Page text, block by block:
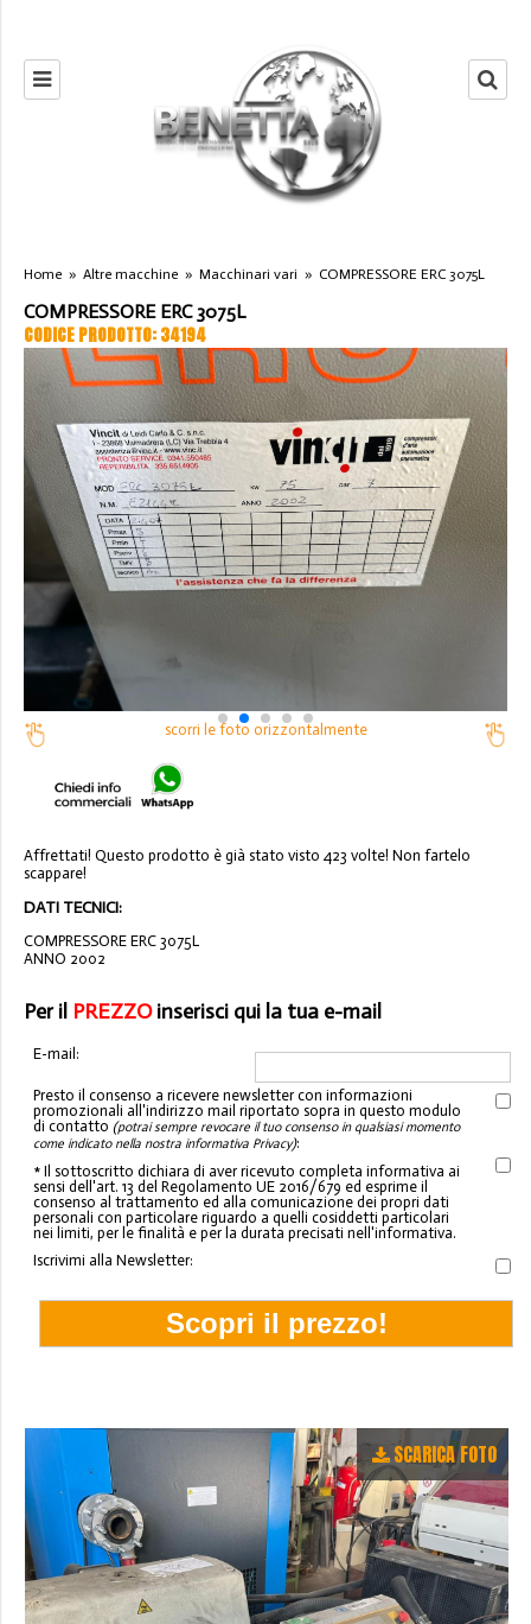
Home » Altre macchine » Macchinari vari » COMPRESSORE ERC 3075L
COMPRESSORE ERC 3075L
CODICE PRODOTTO: 34194
scorri le foto orizzontalmente
Affrettati! Questo prodotto è già stato visto 423 volte! Non fartelo
scappare!
DATI TECNICI:
COMPRESSORE ERC 3075L
ANNO 2002
Per il PREZZOinserisci qui la tua e-mail
E-mail:
Presto il consenso a ricevere newsletter con informazioni
promozionali all'indirizzo mail riportato sopra in questo modulo
di contatto (potrai sempre revocare il tuo consenso in qualsiasi momento
come indicato nella nostra informativa Privacy):
* Il sottoscritto dichiara di aver ricevuto completa informativa ai
sensi dell'art. 13 del Regolamento UE 2016/679 ed esprime il
consenso al trattamento ed alla comunicazione dei propri dati
personali con particolare riguardo a quelli cosiddetti particolari
nei limiti, per le finalità e per la durata precisati nell'informativa.
Iscrivimi alla Newsletter:
SCARICA FOTO